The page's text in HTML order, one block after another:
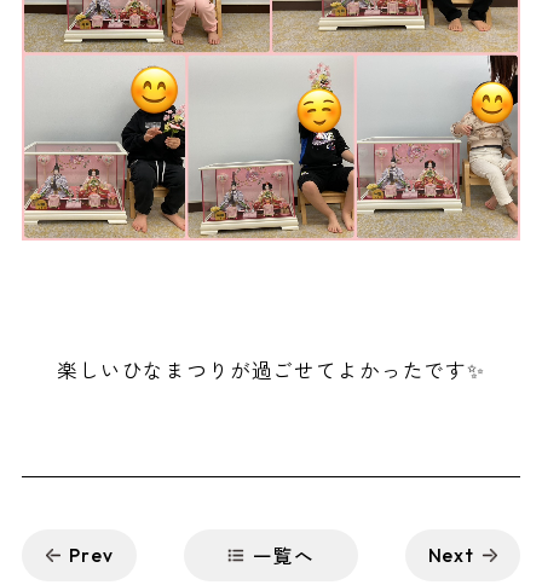
楽しいひなまつりが過ごせてよかったです✨
Prev 一覧へ Next